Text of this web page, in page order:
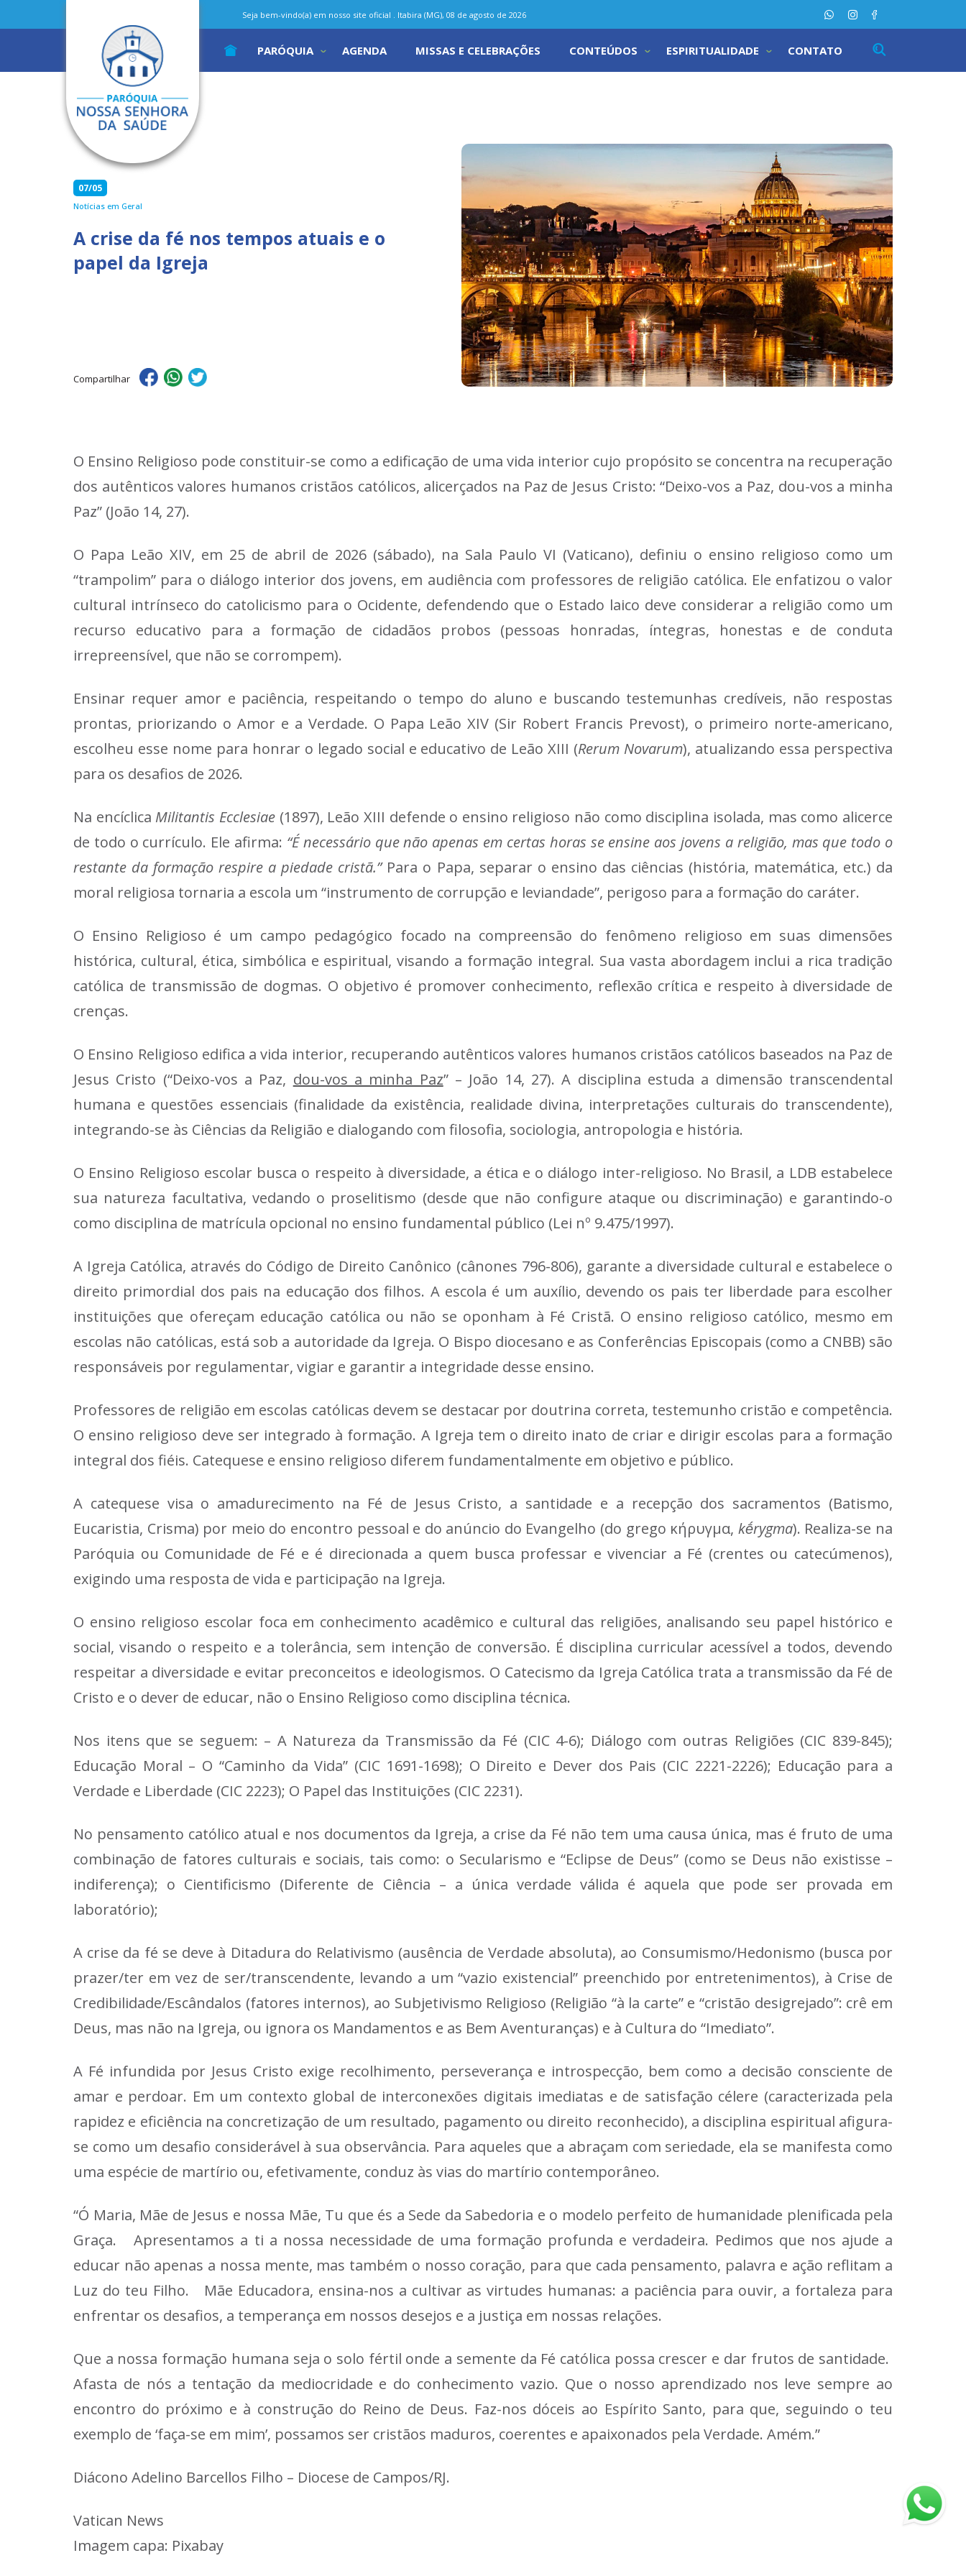
Seja bem-vindo(a) em nosso site oficial . Itabira (MG), 08 de agosto de 2026
PARÓQUIA AGENDA MISSAS E CELEBRAÇÕES CONTEÚDOS ESPIRITUALIDADE CONTATO
07/05
Notícias em Geral
A crise da fé nos tempos atuais e o
papel da Igreja
Compartilhar
O Ensino Religioso pode constituir-se como a edificação de uma vida interior cujo propósito se concentra na recuperação
dos autênticos valores humanos cristãos católicos, alicerçados na Paz de Jesus Cristo: “Deixo-vos a Paz, dou-vos a minha
Paz” (João 14, 27).
O Papa Leão XIV, em 25 de abril de 2026 (sábado), na Sala Paulo VI (Vaticano), definiu o ensino religioso como um
“trampolim” para o diálogo interior dos jovens, em audiência com professores de religião católica. Ele enfatizou o valor
cultural intrínseco do catolicismo para o Ocidente, defendendo que o Estado laico deve considerar a religião como um
recurso educativo para a formação de cidadãos probos (pessoas honradas, íntegras, honestas e de conduta
irrepreensível, que não se corrompem).
Ensinar requer amor e paciência, respeitando o tempo do aluno e buscando testemunhas credíveis, não respostas
prontas, priorizando o Amor e a Verdade. O Papa Leão XIV (Sir Robert Francis Prevost), o primeiro norte-americano,
escolheu esse nome para honrar o legado social e educativo de Leão XIII (Rerum Novarum), atualizando essa perspectiva
para os desafios de 2026.
Na encíclica Militantis Ecclesiae(1897), Leão XIII defende o ensino religioso não como disciplina isolada, mas como alicerce
de todo o currículo. Ele afirma: “É necessário que não apenas em certas horas se ensine aos jovens a religião, mas que todo o
restante da formação respire a piedade cristã.”Para o Papa, separar o ensino das ciências (história, matemática, etc.) da
moral religiosa tornaria a escola um “instrumento de corrupção e leviandade”, perigoso para a formação do caráter.
O Ensino Religioso é um campo pedagógico focado na compreensão do fenômeno religioso em suas dimensões
histórica, cultural, ética, simbólica e espiritual, visando a formação integral. Sua vasta abordagem inclui a rica tradição
católica de transmissão de dogmas. O objetivo é promover conhecimento, reflexão crítica e respeito à diversidade de
crenças.
O Ensino Religioso edifica a vida interior, recuperando autênticos valores humanos cristãos católicos baseados na Paz de
Jesus Cristo (“Deixo-vos a Paz, dou-vos a minha Paz” – João 14, 27). A disciplina estuda a dimensão transcendental
humana e questões essenciais (finalidade da existência, realidade divina, interpretações culturais do transcendente),
integrando-se às Ciências da Religião e dialogando com filosofia, sociologia, antropologia e história.
O Ensino Religioso escolar busca o respeito à diversidade, a ética e o diálogo inter-religioso. No Brasil, a LDB estabelece
sua natureza facultativa, vedando o proselitismo (desde que não configure ataque ou discriminação) e garantindo-o
como disciplina de matrícula opcional no ensino fundamental público (Lei nº 9.475/1997).
A Igreja Católica, através do Código de Direito Canônico (cânones 796-806), garante a diversidade cultural e estabelece o
direito primordial dos pais na educação dos filhos. A escola é um auxílio, devendo os pais ter liberdade para escolher
instituições que ofereçam educação católica ou não se oponham à Fé Cristã. O ensino religioso católico, mesmo em
escolas não católicas, está sob a autoridade da Igreja. O Bispo diocesano e as Conferências Episcopais (como a CNBB) são
responsáveis por regulamentar, vigiar e garantir a integridade desse ensino.
Professores de religião em escolas católicas devem se destacar por doutrina correta, testemunho cristão e competência.
O ensino religioso deve ser integrado à formação. A Igreja tem o direito inato de criar e dirigir escolas para a formação
integral dos fiéis. Catequese e ensino religioso diferem fundamentalmente em objetivo e público.
A catequese visa o amadurecimento na Fé de Jesus Cristo, a santidade e a recepção dos sacramentos (Batismo,
Eucaristia, Crisma) por meio do encontro pessoal e do anúncio do Evangelho (do grego κήρυγμα, kḗrygma). Realiza-se na
Paróquia ou Comunidade de Fé e é direcionada a quem busca professar e vivenciar a Fé (crentes ou catecúmenos),
exigindo uma resposta de vida e participação na Igreja.
O ensino religioso escolar foca em conhecimento acadêmico e cultural das religiões, analisando seu papel histórico e
social, visando o respeito e a tolerância, sem intenção de conversão. É disciplina curricular acessível a todos, devendo
respeitar a diversidade e evitar preconceitos e ideologismos. O Catecismo da Igreja Católica trata a transmissão da Fé de
Cristo e o dever de educar, não o Ensino Religioso como disciplina técnica.
Nos itens que se seguem: – A Natureza da Transmissão da Fé (CIC 4-6); Diálogo com outras Religiões (CIC 839-845);
Educação Moral – O “Caminho da Vida” (CIC 1691-1698); O Direito e Dever dos Pais (CIC 2221-2226); Educação para a
Verdade e Liberdade (CIC 2223); O Papel das Instituições (CIC 2231).
No pensamento católico atual e nos documentos da Igreja, a crise da Fé não tem uma causa única, mas é fruto de uma
combinação de fatores culturais e sociais, tais como: o Secularismo e “Eclipse de Deus” (como se Deus não existisse –
indiferença); o Cientificismo (Diferente de Ciência – a única verdade válida é aquela que pode ser provada em
laboratório);
A crise da fé se deve à Ditadura do Relativismo (ausência de Verdade absoluta), ao Consumismo/Hedonismo (busca por
prazer/ter em vez de ser/transcendente, levando a um “vazio existencial” preenchido por entretenimentos), à Crise de
Credibilidade/Escândalos (fatores internos), ao Subjetivismo Religioso (Religião “à la carte” e “cristão desigrejado”: crê em
Deus, mas não na Igreja, ou ignora os Mandamentos e as Bem Aventuranças) e à Cultura do “Imediato”.
A Fé infundida por Jesus Cristo exige recolhimento, perseverança e introspecção, bem como a decisão consciente de
amar e perdoar. Em um contexto global de interconexões digitais imediatas e de satisfação célere (caracterizada pela
rapidez e eficiência na concretização de um resultado, pagamento ou direito reconhecido), a disciplina espiritual afigura-
se como um desafio considerável à sua observância. Para aqueles que a abraçam com seriedade, ela se manifesta como
uma espécie de martírio ou, efetivamente, conduz às vias do martírio contemporâneo.
“Ó Maria, Mãe de Jesus e nossa Mãe, Tu que és a Sede da Sabedoria e o modelo perfeito de humanidade plenificada pela
Graça. Apresentamos a ti a nossa necessidade de uma formação profunda e verdadeira. Pedimos que nos ajude a
educar não apenas a nossa mente, mas também o nosso coração, para que cada pensamento, palavra e ação reflitam a
Luz do teu Filho. Mãe Educadora, ensina-nos a cultivar as virtudes humanas: a paciência para ouvir, a fortaleza para
enfrentar os desafios, a temperança em nossos desejos e a justiça em nossas relações.
Que a nossa formação humana seja o solo fértil onde a semente da Fé católica possa crescer e dar frutos de santidade.
Afasta de nós a tentação da mediocridade e do conhecimento vazio. Que o nosso aprendizado nos leve sempre ao
encontro do próximo e à construção do Reino de Deus. Faz-nos dóceis ao Espírito Santo, para que, seguindo o teu
exemplo de ‘faça-se em mim’, possamos ser cristãos maduros, coerentes e apaixonados pela Verdade. Amém.”
Diácono Adelino Barcellos Filho – Diocese de Campos/RJ.
Vatican News
Imagem capa: Pixabay